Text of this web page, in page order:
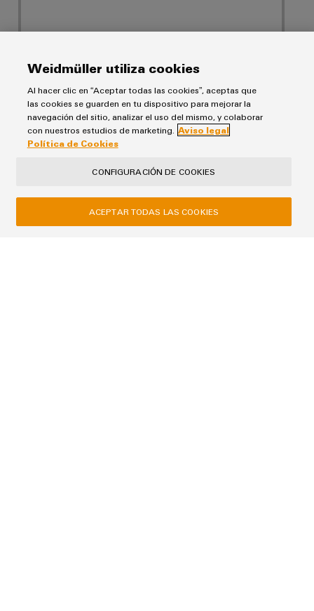
Tus datos serán tratados exclusivamente para gestionar tu solicitud,
no se utilizarán para ningún otro fin ni se compartirán con terceros.
Los datos almacenados se eliminarán una vez cumplida la finalidad
de responder a tu solicitud, salvo que el contexto de la comunicación
indique lo contrario.
ENVIAR
Weidmüller utiliza cookies
Al hacer clic en “Aceptar todas las cookies”, aceptas que
las cookies se guarden en tu dispositivo para mejorar la
navegación del sitio, analizar el uso del mismo, y colaborar
con nuestros estudios de marketing. Aviso legal
Política de Cookies
CONFIGURACIÓN DE COOKIES
ACEPTAR TODAS LAS COOKIES